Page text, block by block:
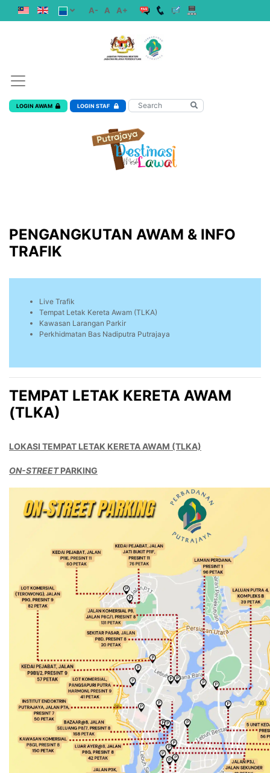
A- A A+
LOGIN AWAM LOGIN STAF
PENGANGKUTAN AWAM & INFO
TRAFIK
Live Trafik
Tempat Letak Kereta Awam (TLKA)
Kawasan Larangan Parkir
Perkhidmatan Bas Nadiputra Putrajaya
TEMPAT LETAK KERETA AWAM
(TLKA)
LOKASI TEMPAT LETAK KERETA AWAM (TLKA)
ON-STREETPARKING